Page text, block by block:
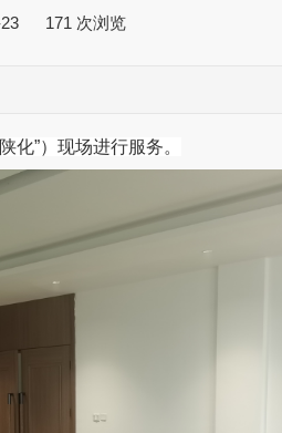
171 次浏览
”）现场进行服务。